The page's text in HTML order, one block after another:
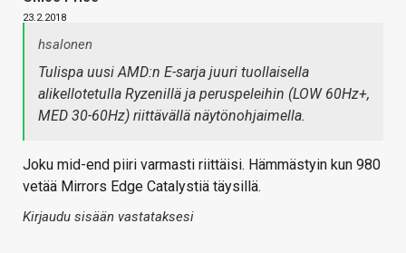
23.2.2018
hsalonen
Tulispa uusi AMD:n E-sarja juuri tuollaisella
alikellotetulla Ryzenillä ja peruspeleihin (LOW 60Hz+,
MED 30-60Hz) riittävällä näytönohjaimella.
Joku mid-end piiri varmasti riittäisi. Hämmästyin kun 980
vetää Mirrors Edge Catalystiä täysillä.
Kirjaudu sisään vastataksesi